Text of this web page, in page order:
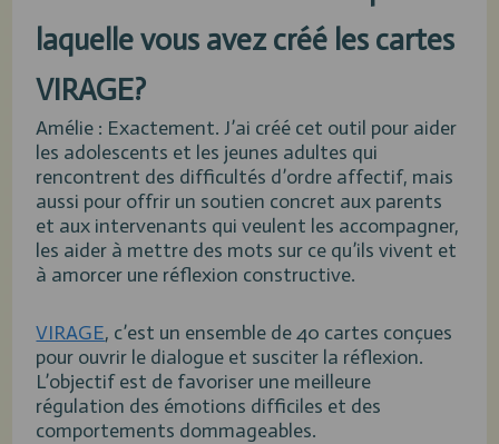
laquelle vous avez créé les cartes
VIRAGE?
Amélie : Exactement. J’ai créé cet outil pour aider
les adolescents et les jeunes adultes qui
rencontrent des difficultés d’ordre affectif, mais
aussi pour offrir un soutien concret aux parents
et aux intervenants qui veulent les accompagner,
les aider à mettre des mots sur ce qu’ils vivent et
à amorcer une réflexion constructive.
VIRAGE, c’est un ensemble de 40 cartes conçues
pour ouvrir le dialogue et susciter la réflexion.
L’objectif est de favoriser une meilleure
régulation des émotions difficiles et des
comportements dommageables.